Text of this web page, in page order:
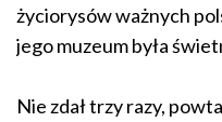
życiorysów ważnych
jego muzeum była
Nie zdał trzy razy,